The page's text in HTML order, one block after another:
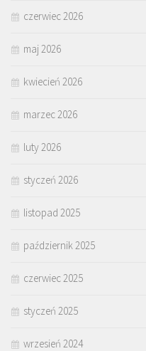
czerwiec 2026
maj 2026
kwiecień 2026
marzec 2026
luty 2026
styczeń 2026
listopad 2025
październik 2025
czerwiec 2025
styczeń 2025
wrzesień 2024